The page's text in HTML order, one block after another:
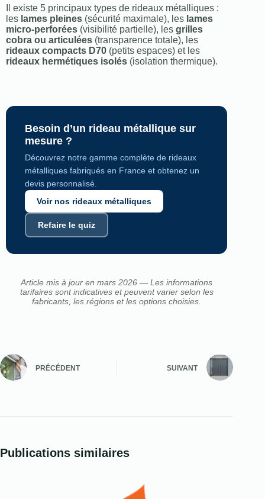
Il existe 5 principaux types de rideaux métalliques :
les lames pleines (sécurité maximale), les lames
micro-perforées (visibilité partielle), les grilles
cobra ou articulées (transparence totale), les
rideaux compacts D70 (petits espaces) et les
rideaux hermétiques isolés (isolation thermique).
Besoin d’un rideau métallique sur
mesure ?
Découvrez notre gamme complète de rideaux
métalliques fabriqués en France et obtenez un
devis personnalisé.
Voir nos rideaux métalliques
Refaire le quiz
Article mis à jour en mars 2026 — Les informations
tarifaires sont indicatives et peuvent varier selon les
fabricants, les régions et les options choisies.
PRÉCÉDENT SUIVANT
Publications similaires